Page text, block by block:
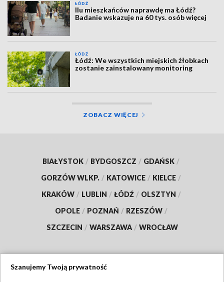
ŁÓDŹ
Ilu mieszkańców naprawdę ma Łódź?
Badanie wskazuje na 60 tys. osób więcej
ŁÓDŹ
Łódź: We wszystkich miejskich żłobkach
zostanie zainstalowany monitoring
ZOBACZ WIĘCEJ
BIAŁYSTOK / BYDGOSZCZ / GDAŃSK /
GORZÓW WLKP. / KATOWICE / KIELCE /
KRAKÓW / LUBLIN / ŁÓDŹ / OLSZTYN /
OPOLE / POZNAŃ / RZESZÓW /
SZCZECIN / WARSZAWA / WROCŁAW
Szanujemy Twoją prywatność